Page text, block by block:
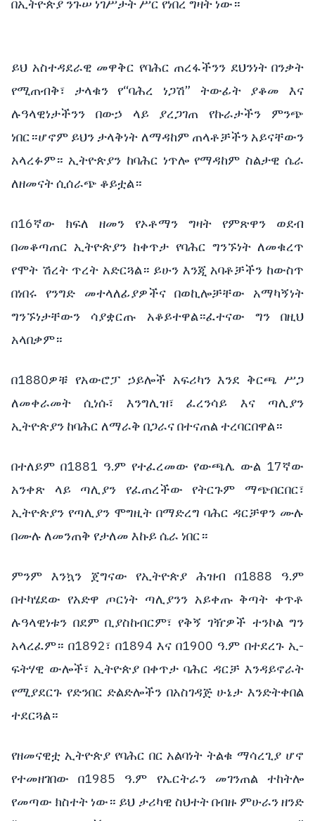
በኢትዮጵያ ንጉሠ ነገሥታት ሥር የነበረ ግዛት ነው።
ይህ አስተዳደራዊ መዋቅር የባሕር ጠረፋችንን ደህንነት በንቃት
የሚጠብቅ፣ ታላቁን የ“ባሕረ ነጋሽ” ትውፊት ያቆመ እና
ሉዓላዊነታችንን በውኃ ላይ ያረጋገጠ የኩራታችን ምንጭ
ነበር።ሆኖም ይህን ታላቅነት ለማዳከም ጠላቶቻችን አይናቸውን
አላረፉም። ኢትዮጵያን ከባሕር ነጥሎ የማዳከም ስልታዊ ሴራ
ለዘመናት ሲሰራጭ ቆይቷል።
በ16ኛው ክፍለ ዘመን የኦቶማን ግዛት የምጽዋን ወደብ
በመቆጣጠር ኢትዮጵያን ከቀጥታ የባሕር ግንኙነት ለመቁረጥ
የሞት ሽረት ጥረት አድርጓል። ይሁን እንጂ አባቶቻችን ከውስጥ
በነበሩ የንግድ መተላለፊያዎችና በወኪሎቻቸው አማካኝነት
ግንኙነታቸውን ሳያቋርጡ አቆይተዋል።ፈተናው ግን በዚህ
አላበቃም።
በ1880ዎቹ የአውሮፓ ኃይሎች አፍሪካን እንደ ቅርጫ ሥጋ
ለመቀራመት ሲነሱ፣ እንግሊዝ፣ ፈረንሳይ እና ጣሊያን
ኢትዮጵያን ከባሕር ለማራቅ በጋራና በተናጠል ተረባርበዋል።
በተለይም በ1881 ዓ.ም የተፈረመው የውጫሌ ውል 17ኛው
አንቀጽ ላይ ጣሊያን የፈጠረችው የትርጉም ማጭበርበር፣
ኢትዮጵያን የጣሊያን ሞግዚት በማድረግ ባሕር ዳርቻዋን ሙሉ
በሙሉ ለመንጠቅ የታለመ እኩይ ሴራ ነበር።
ምንም እንኳን ጀግናው የኢትዮጵያ ሕዝብ በ1888 ዓ.ም
በተካሄደው የአድዋ ጦርነት ጣሊያንን አይቀጡ ቅጣት ቀጥቶ
ሉዓላዊነቱን በደም ቢያስከብርም፣ የቅኝ ገዥዎች ተንኮል ግን
አላረፈም። በ1892፣ በ1894 እና በ1900 ዓ.ም በተደረጉ ኢ-
ፍትሃዊ ውሎች፣ ኢትዮጵያ በቀጥታ ባሕር ዳርቻ እንዳይኖራት
የሚያደርጉ የድንበር ድልድሎችን በአስገዳጅ ሁኔታ እንድትቀበል
ተደርጓል።
የዘመናዊቷ ኢትዮጵያ የባሕር በር አልባነት ትልቁ ማሳረጊያ ሆኖ
የተመዘገበው በ1985 ዓ.ም የኤርትራን መገንጠል ተከትሎ
የመጣው ክስተት ነው። ይህ ታሪካዊ ስህተት በብዙ ምሁራን ዘንድ